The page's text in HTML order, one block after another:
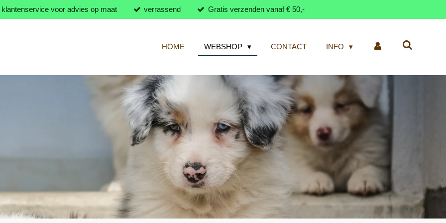
klantenservice voor advies op maat verrassend Gratis verzenden vanaf € 50,-
HOME WEBSHOP CONTACT INFO